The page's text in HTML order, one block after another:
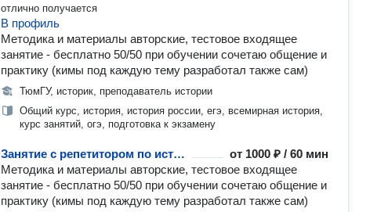
отлично получается
В профиль
Методика и материалы авторские, тестовое входящее
занятие - бесплатно 50/50 при обучении сочетаю общение и
практику (кимы под каждую тему разработал также сам)
ТюмГУ, историк, преподаватель истории
Общий курс, история, история россии, егэ, всемирная история,
курс занятий, огэ, подготовка к экзамену
Занятие с репетитором по истории от 1000 ₽ / 60 мин
Методика и материалы авторские, тестовое входящее
занятие - бесплатно 50/50 при обучении сочетаю общение и
практику (кимы под каждую тему разработал также сам)